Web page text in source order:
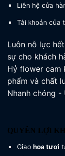
Liên hệ cửa
Tài khoản của
Luôn nỗ lực
sự cho khách
Hỷ flower cam
phẩm và chất
Nhanh chóng -
QUYỀN LỢI
Giao hoa tươi